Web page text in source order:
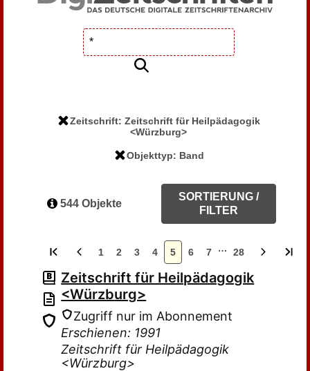
Zeitschrift: Zeitschrift für Heilpädagogik
<Würzburg>
Objekttyp: Band
544 Objekte
SORTIERUNG /
FILTER
1 2 3 4 5 6 7 … 28
Zeitschrift für Heilpädagogik
<Würzburg>
Zugriff nur im Abonnement
Erschienen: 1991
Zeitschrift für Heilpädagogik
<Würzburg>